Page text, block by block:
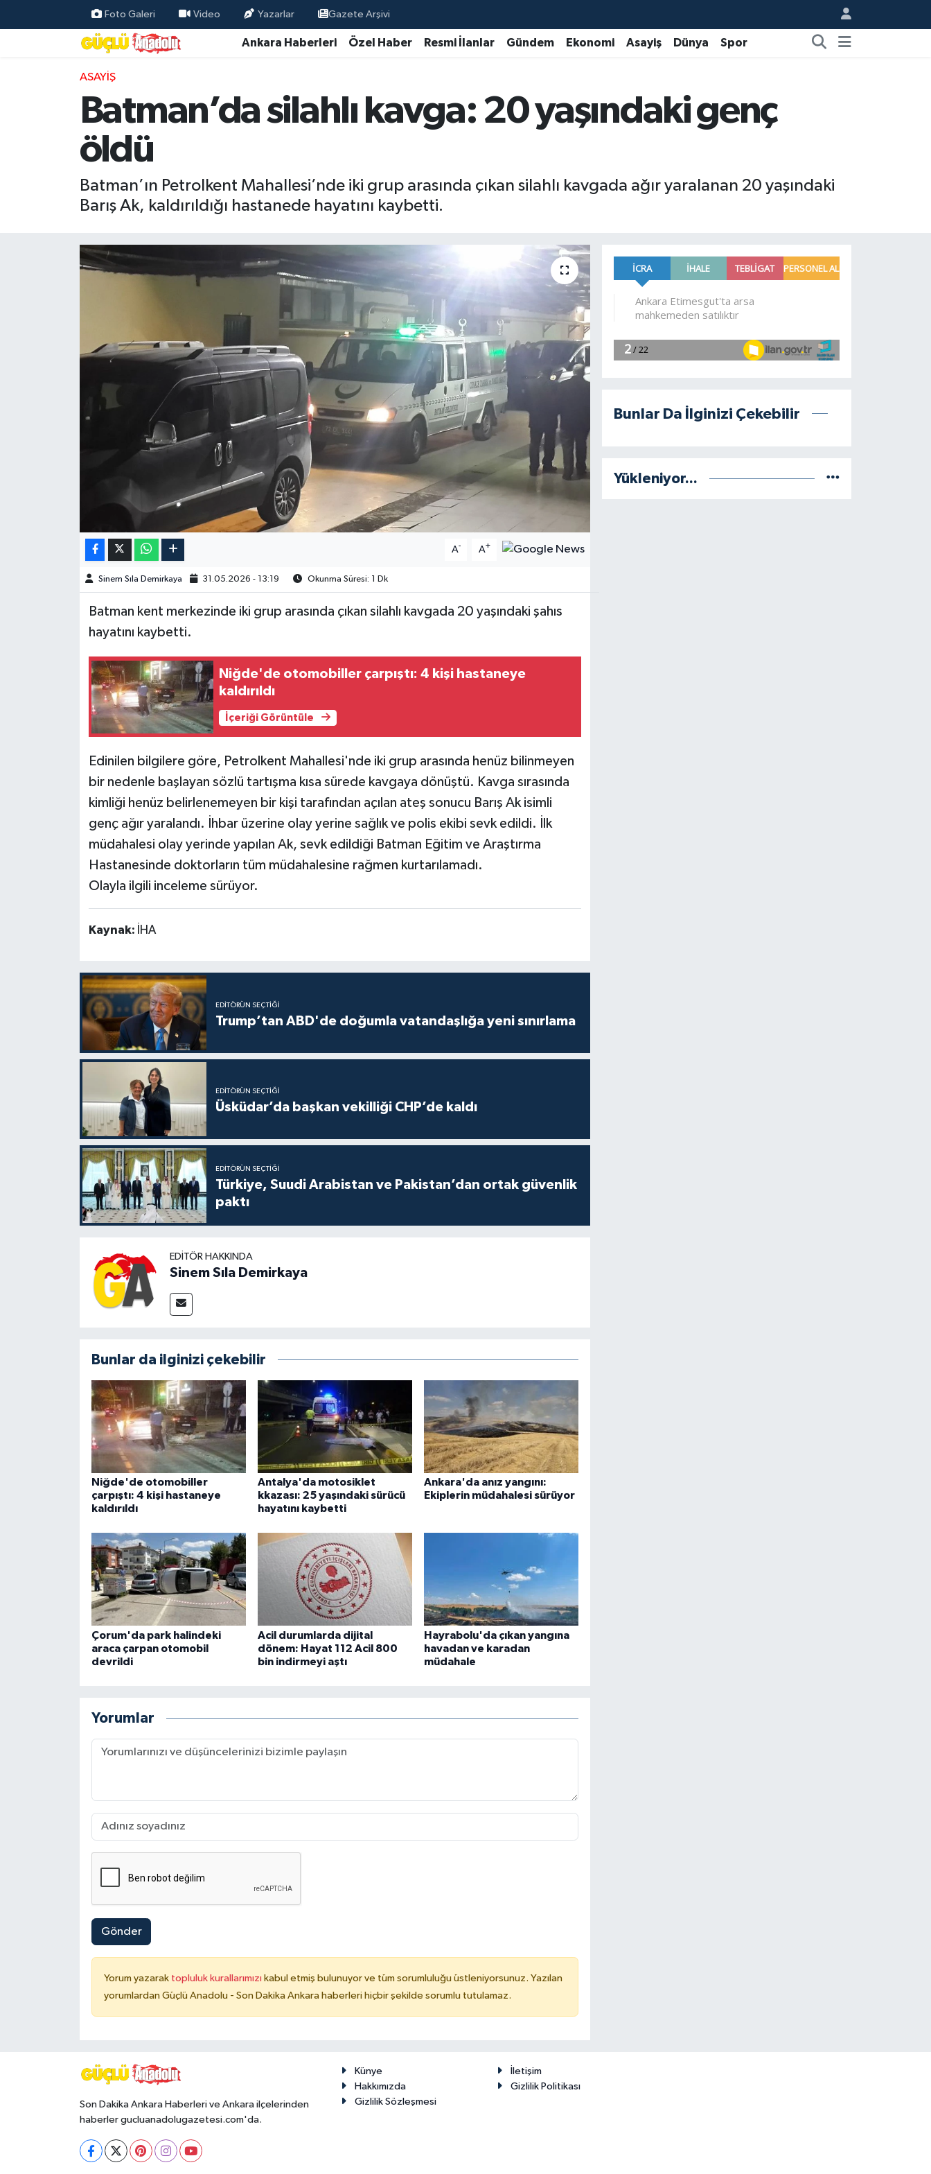
Foto Galeri Video Yazarlar Gazete Arşivi
Ankara Haberleri Özel Haber Resmi İlanlar Gündem Ekonomi Asayiş Dünya Spor
ASAYIŞ
Batman’da silahlı kavga: 20 yaşındaki genç
öldü
Batman’ın Petrolkent Mahallesi’nde iki grup arasında çıkan silahlı kavgada ağır yaralanan 20 yaşındaki
Barış Ak, kaldırıldığı hastanede hayatını kaybetti.
A- A+
Sinem Sıla Demirkaya 31.05.2026 - 13:19 Okunma Süresi: 1 Dk
Batman kent merkezinde iki grup arasında çıkan silahlı kavgada 20 yaşındaki şahıs
hayatını kaybetti.
Niğde'de otomobiller çarpıştı: 4 kişi hastaneye
kaldırıldı
İçeriği Görüntüle
Edinilen bilgilere göre, Petrolkent Mahallesi'nde iki grup arasında henüz bilinmeyen
bir nedenle başlayan sözlü tartışma kısa sürede kavgaya dönüştü. Kavga sırasında
kimliği henüz belirlenemeyen bir kişi tarafından açılan ateş sonucu Barış Ak isimli
genç ağır yaralandı. İhbar üzerine olay yerine sağlık ve polis ekibi sevk edildi. İlk
müdahalesi olay yerinde yapılan Ak, sevk edildiği Batman Eğitim ve Araştırma
Hastanesinde doktorların tüm müdahalesine rağmen kurtarılamadı.
Olayla ilgili inceleme sürüyor.
Kaynak: İHA
EDITÖRÜN SEÇTIĞI
Trump’tan ABD'de doğumla vatandaşlığa yeni sınırlama
EDITÖRÜN SEÇTIĞI
Üsküdar’da başkan vekilliği CHP’de kaldı
EDITÖRÜN SEÇTIĞI
Türkiye, Suudi Arabistan ve Pakistan’dan ortak güvenlik
paktı
EDITÖR HAKKINDA
Sinem Sıla Demirkaya
Bunlar da ilginizi çekebilir
Niğde'de otomobiller
çarpıştı: 4 kişi hastaneye
kaldırıldı
Antalya'da motosiklet
kkazası: 25 yaşındaki sürücü
hayatını kaybetti
Ankara'da anız yangını:
Ekiplerin müdahalesi sürüyor
Çorum'da park halindeki
araca çarpan otomobil
devrildi
Acil durumlarda dijital
dönem: Hayat 112 Acil 800
bin indirmeyi aştı
Hayrabolu'da çıkan yangına
havadan ve karadan
müdahale
Yorumlar
Gönder
Yorum yazarak topluluk kurallarımızı kabul etmiş bulunuyor ve tüm sorumluluğu üstleniyorsunuz. Yazılan
yorumlardan Güçlü Anadolu - Son Dakika Ankara haberleri hiçbir şekilde sorumlu tutulamaz.
Bunlar Da İlginizi Çekebilir
Yükleniyor...
Son Dakika Ankara Haberleri ve Ankara ilçelerinden
haberler gucluanadolugazetesi.com'da.
Künye
İletişim
Hakkımızda
Gizlilik Politikası
Gizlilik Sözleşmesi
Özel Haber
Resmi İlanlar
Ekonomi
Gündem
Kim kimdir?
Kültür Sanat
Yaşam-Çevre